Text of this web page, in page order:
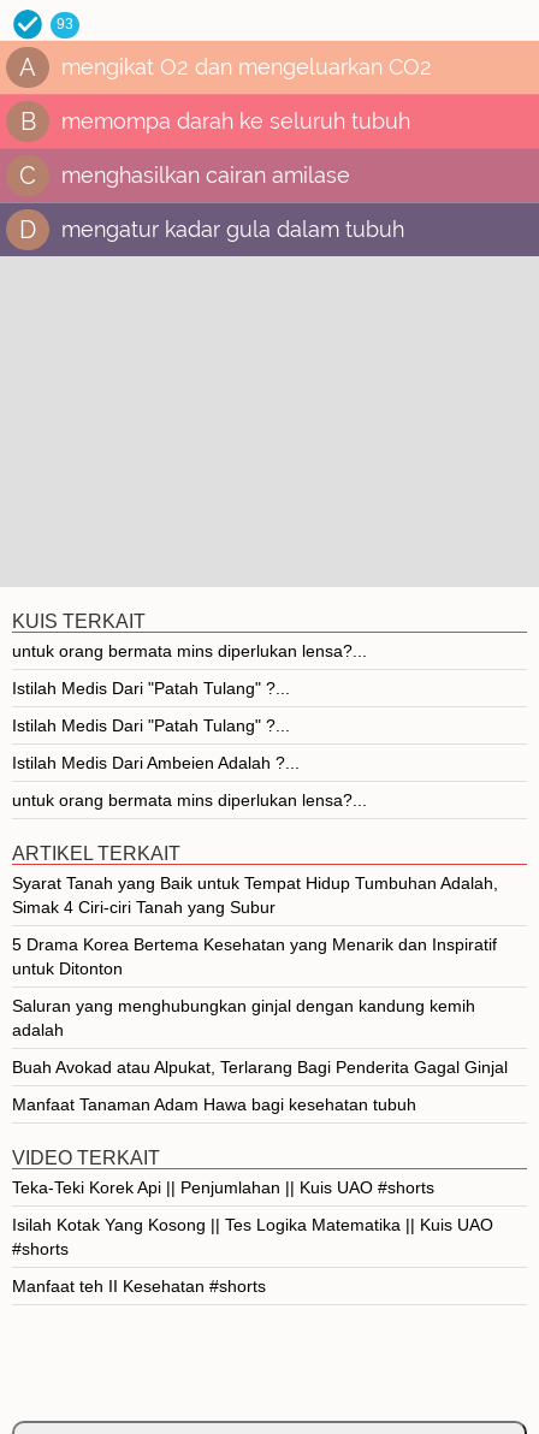
93
A mengikat O2 dan mengeluarkan CO2
B memompa darah ke seluruh tubuh
C menghasilkan cairan amilase
D mengatur kadar gula dalam tubuh
KUIS TERKAIT
untuk orang bermata mins diperlukan lensa?...
Istilah Medis Dari "Patah Tulang" ?...
Istilah Medis Dari "Patah Tulang" ?...
Istilah Medis Dari Ambeien Adalah ?...
untuk orang bermata mins diperlukan lensa?...
ARTIKEL TERKAIT
Syarat Tanah yang Baik untuk Tempat Hidup Tumbuhan Adalah,
Simak 4 Ciri-ciri Tanah yang Subur
5 Drama Korea Bertema Kesehatan yang Menarik dan Inspiratif
untuk Ditonton
Saluran yang menghubungkan ginjal dengan kandung kemih
adalah
Buah Avokad atau Alpukat, Terlarang Bagi Penderita Gagal Ginjal
Manfaat Tanaman Adam Hawa bagi kesehatan tubuh
VIDEO TERKAIT
Teka-Teki Korek Api || Penjumlahan || Kuis UAO #shorts
Isilah Kotak Yang Kosong || Tes Logika Matematika || Kuis UAO
#shorts
Manfaat teh II Kesehatan #shorts